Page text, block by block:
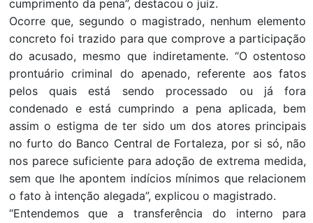
cumprimento da pena”, destacou o juiz.
Ocorre que, segundo o magistrado, nenhum elemento
concreto foi trazido para que comprove a participação
do acusado, mesmo que indiretamente. “O ostentoso
prontuário criminal do apenado, referente aos fatos
pelos quais está sendo processado ou já fora
condenado e está cumprindo a pena aplicada, bem
assim o estigma de ter sido um dos atores principais
no furto do Banco Central de Fortaleza, por si só, não
nos parece suficiente para adoção de extrema medida,
sem que lhe apontem indícios mínimos que relacionem
o fato à intenção alegada”, explicou o magistrado.
“Entendemos que a transferência do interno para